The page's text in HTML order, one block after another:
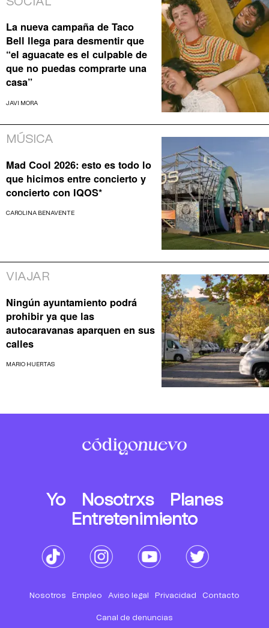
La nueva campaña de Taco
Bell llega para desmentir que
“el aguacate es el culpable de
que no puedas comprarte una
casa”
JAVI MORA
MÚSICA
Mad Cool 2026: esto es todo lo
que hicimos entre concierto y
concierto con IQOS*
CAROLINA BENAVENTE
VIAJAR
Ningún ayuntamiento podrá
prohibir ya que las
autocaravanas aparquen en sus
calles
MARIO HUERTAS
Yo Nosotrxs
Planes
Entretenimiento
Nosotros Empleo Aviso legal Privacidad Contacto
Canal de denuncias